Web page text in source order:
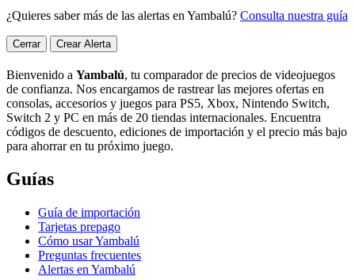
¿Quieres saber más de las alertas en Yambalú? Consulta nuestra guía
Cerrar Crear Alerta
Bienvenido a Yambalú, tu comparador de precios de videojuegos
de confianza. Nos encargamos de rastrear las mejores ofertas en
consolas, accesorios y juegos para PS5, Xbox, Nintendo Switch,
Switch 2 y PC en más de 20 tiendas internacionales. Encuentra
códigos de descuento, ediciones de importación y el precio más bajo
para ahorrar en tu próximo juego.
Guías
Guía de importación
Tarjetas prepago
Cómo usar Yambalú
Preguntas frecuentes
Alertas en Yambalú